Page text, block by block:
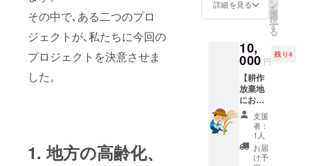
その中で､ある二つのプロ
ジェクトが､私たちに今回の
プロジェクトを決意させま
した。
1. 地方の高齢化、
一緒に
いきま
せん
東京23
区外の
場合は
往復交
通費を
別途負
担くだ
さい。
定とさ
ます。
内容と
しまし
ては ・
田植え
体験 ・
交流会
の2つに
なりま
す。 ま
た、交
詳細を見る ン
を
選
択
す
る
10,
000 円
残り4
【耕作
放棄地
におい
ての収
穫体
験】
ひと家
族の皆
支援
者：
1人
お届
け予